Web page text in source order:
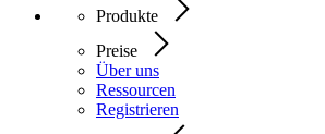
Produkte
Preise
Über uns
Ressourcen
Registrieren